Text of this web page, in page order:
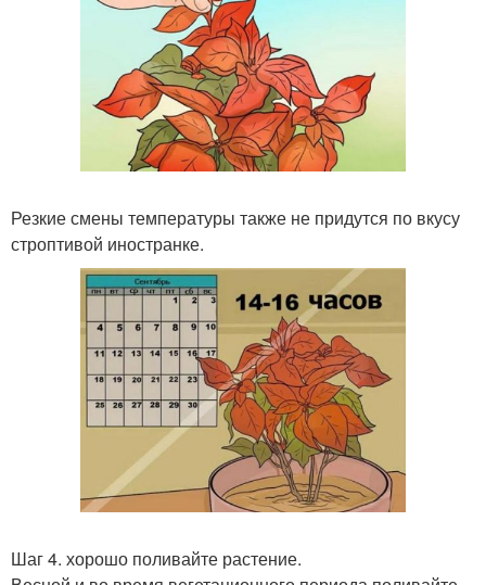
Резкие смены температуры также не придутся по вкусу
строптивой иностранке.
Шаг 4. хорошо поливайте растение.